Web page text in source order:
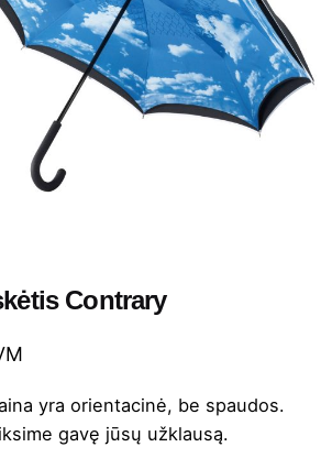
Contrary
yra orientacinė, be spaudos.
gavę jūsų užklausą.